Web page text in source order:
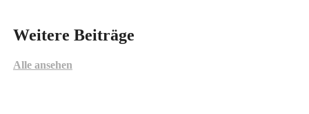
Weitere Beiträge
Alle ansehen